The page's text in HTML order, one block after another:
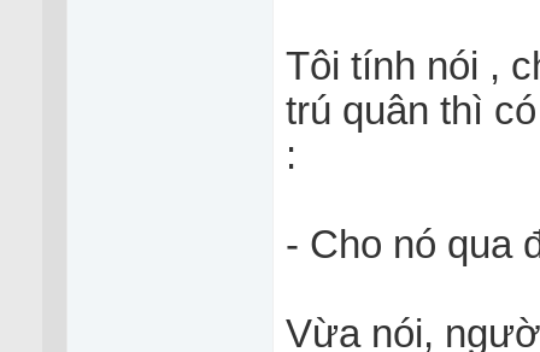
Tôi tính nói ,
trú quân thì
:
- Cho nó qua
Vừa nói,